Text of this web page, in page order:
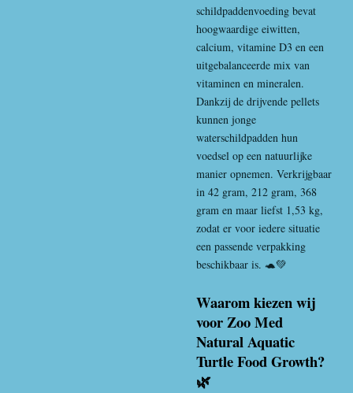
schildpaddenvoeding bevat
hoogwaardige eiwitten,
calcium, vitamine D3 en een
uitgebalanceerde mix van
vitaminen en mineralen.
Dankzij de drijvende pellets
kunnen jonge
waterschildpadden hun
voedsel op een natuurlijke
manier opnemen. Verkrijgbaar
in 42 gram, 212 gram, 368
gram en maar liefst 1,53 kg,
zodat er voor iedere situatie
een passende verpakking
beschikbaar is. 🐢💚
Waarom kiezen wij
voor Zoo Med
Natural Aquatic
Turtle Food Growth?
🌿